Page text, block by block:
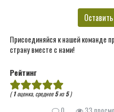
Присоединяйся к нашей команде
страну вместе с нами!
Рейтинг
(1оценка, среднее5из5)